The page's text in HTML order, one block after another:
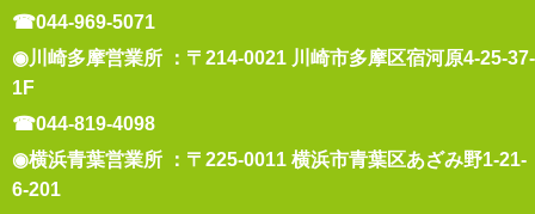
☎044-969-5071
◉川崎多摩営業所 ：〒214-0021 川崎市多摩区宿河原4-25-37-
1F
☎044-819-4098
◉横浜青葉営業所 ：〒225-0011 横浜市青葉区あざみ野1-21-
6-201